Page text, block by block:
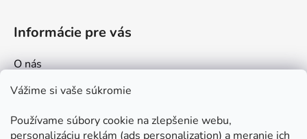
Vážime si vaše súkromie
Používame súbory cookie na zlepšenie webu,
personalizáciu reklám (ads personalization) a meranie ich
Informácie pre vás
O nás
Kontakt
Ako nakupovať